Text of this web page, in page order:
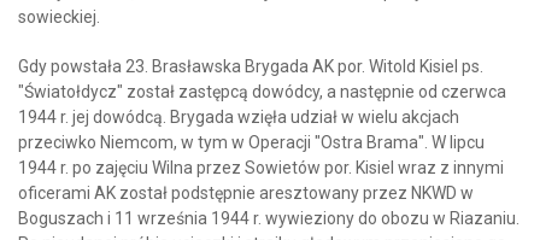
sowieckiej.
Gdy powstała 23. Brasławska Brygada AK por. Witold Kisiel ps.
"Światołdycz" został zastępcą dowódcy, a następnie od czerwca
1944 r. jej dowódcą. Brygada wzięła udział w wielu akcjach
przeciwko Niemcom, w tym w Operacji "Ostra Brama". W lipcu
1944 r. po zajęciu Wilna przez Sowietów por. Kisiel wraz z innymi
oficerami AK został podstępnie aresztowany przez NKWD w
Boguszach i 11 września 1944 r. wywieziony do obozu w Riazaniu.